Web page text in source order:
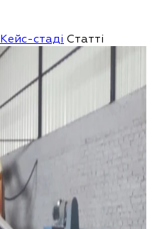
Кейс-стаді Статті